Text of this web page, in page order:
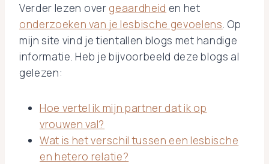
Verder lezen over geaardheid en het
onderzoeken van je lesbische gevoelens. Op
mijn site vind je tientallen blogs met handige
informatie. Heb je bijvoorbeeld deze blogs al
gelezen:
Hoe vertel ik mijn partner dat ik op
vrouwen val?
Wat is het verschil tussen een lesbische
en hetero relatie?